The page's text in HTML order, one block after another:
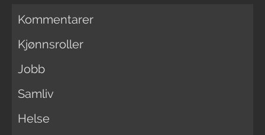
Kommentarer
Kjønnsroller
Jobb
Samliv
Helse